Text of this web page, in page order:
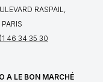
RASPAIL,
46 34 35 30
A LE BON MARCHÉ